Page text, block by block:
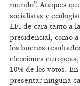
mundo”. Ataques
socialistas y
LFI de cara tanto a
presidencial, como
los buenos
elecciones
10% de los votos.
presentar ninguna